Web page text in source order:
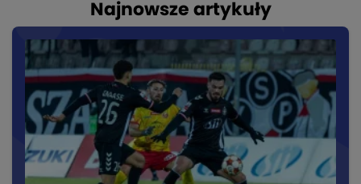
Najnowsze artykuły